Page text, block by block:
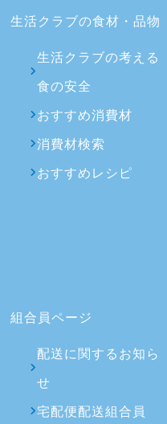
生活クラブの食材・品物
生活クラブの考える
食の安全
おすすめ消費材
消費材検索
おすすめレシピ
組合員ページ
配送に関するお知ら
せ
宅配便配送組合員